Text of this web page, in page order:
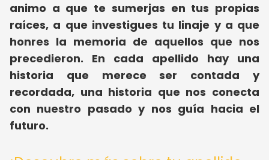
animo a que te sumerjas en tus propias
raíces, a que investigues tu linaje y a que
honres la memoria de aquellos que nos
precedieron. En cada apellido hay una
historia que merece ser contada y
recordada, una historia que nos conecta
con nuestro pasado y nos guía hacia el
futuro.